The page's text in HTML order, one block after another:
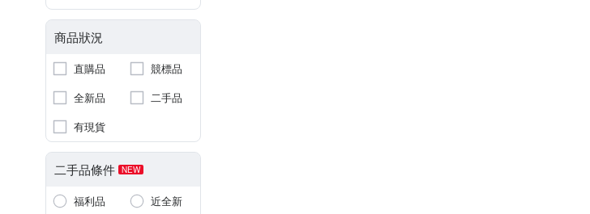
商品狀況
直購品
競標品
全新品
二手品
有現貨
二手品條件 NEW
福利品
近全新